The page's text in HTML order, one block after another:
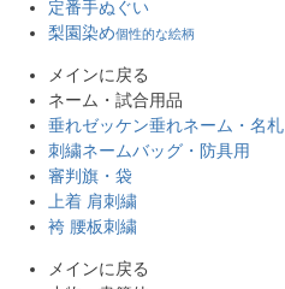
定番手ぬぐい
梨園染め個性的な絵柄
メインに戻る
ネーム・試合用品
垂れゼッケン垂れネーム・名札
刺繍ネームバッグ・防具用
審判旗・袋
上着 肩刺繍
袴 腰板刺繍
メインに戻る